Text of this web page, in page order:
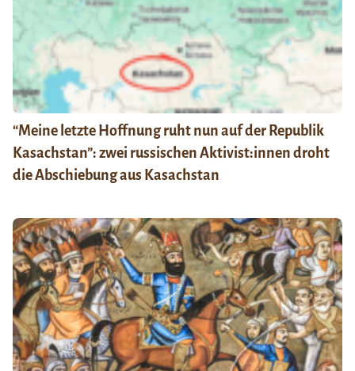
“Meine letzte Hoffnung ruht nun auf der Republik
Kasachstan”: zwei russischen Aktivist:innen droht
die Abschiebung aus Kasachstan